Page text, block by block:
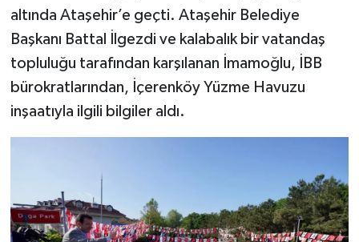
altında Ataşehir’e geçti. Ataşehir Belediye
Başkanı Battal İlgezdi ve kalabalık bir vatandaş
topluluğu tarafından karşılanan İmamoğlu, İBB
bürokratlarından, İçerenköy Yüzme Havuzu
inşaatıyla ilgili bilgiler aldı.